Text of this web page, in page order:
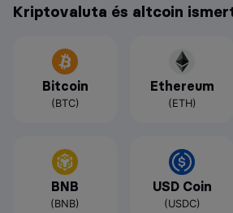
Kriptovaluta és altcoin
Bitcoin
(BTC)
Ethereum
(ETH)
BNB
(BNB)
USD Coin
(USDC)